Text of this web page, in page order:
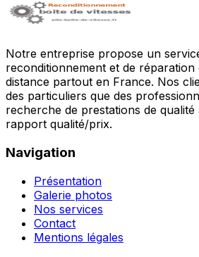
Notre entreprise propose un
reconditionnement et de réparation
distance partout en France. Nos
des particuliers que des
recherche de prestations de
rapport qualité/prix.
Navigation
Présentation
Galerie photos
Nos services
Contact
Mentions légales